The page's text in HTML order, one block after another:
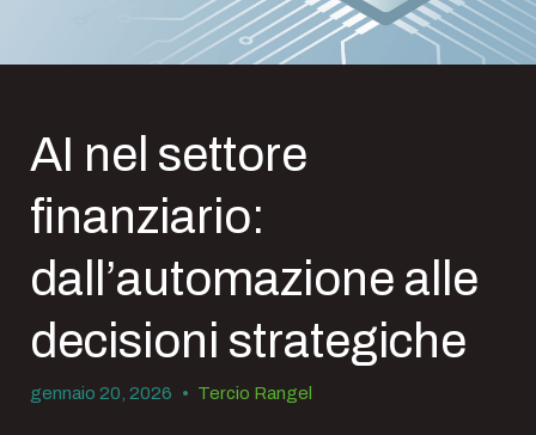
AI nel settore
finanziario:
dall’automazione alle
decisioni strategiche
gennaio 20, 2026 • Tercio Rangel